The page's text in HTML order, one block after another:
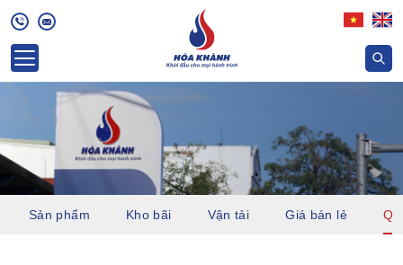
Sản phẩm Kho bãi Vận tải Giá bán lẻ